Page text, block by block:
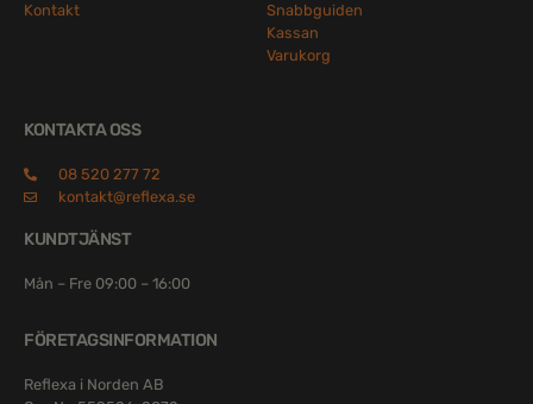
Kontakt
Snabbguiden
Kassan
Varukorg
KONTAKTA OSS
08 520 277 72
kontakt@reflexa.se
KUNDTJÄNST
Mån – Fre 09:00 – 16:00
FÖRETAGSINFORMATION
Reflexa i Norden AB